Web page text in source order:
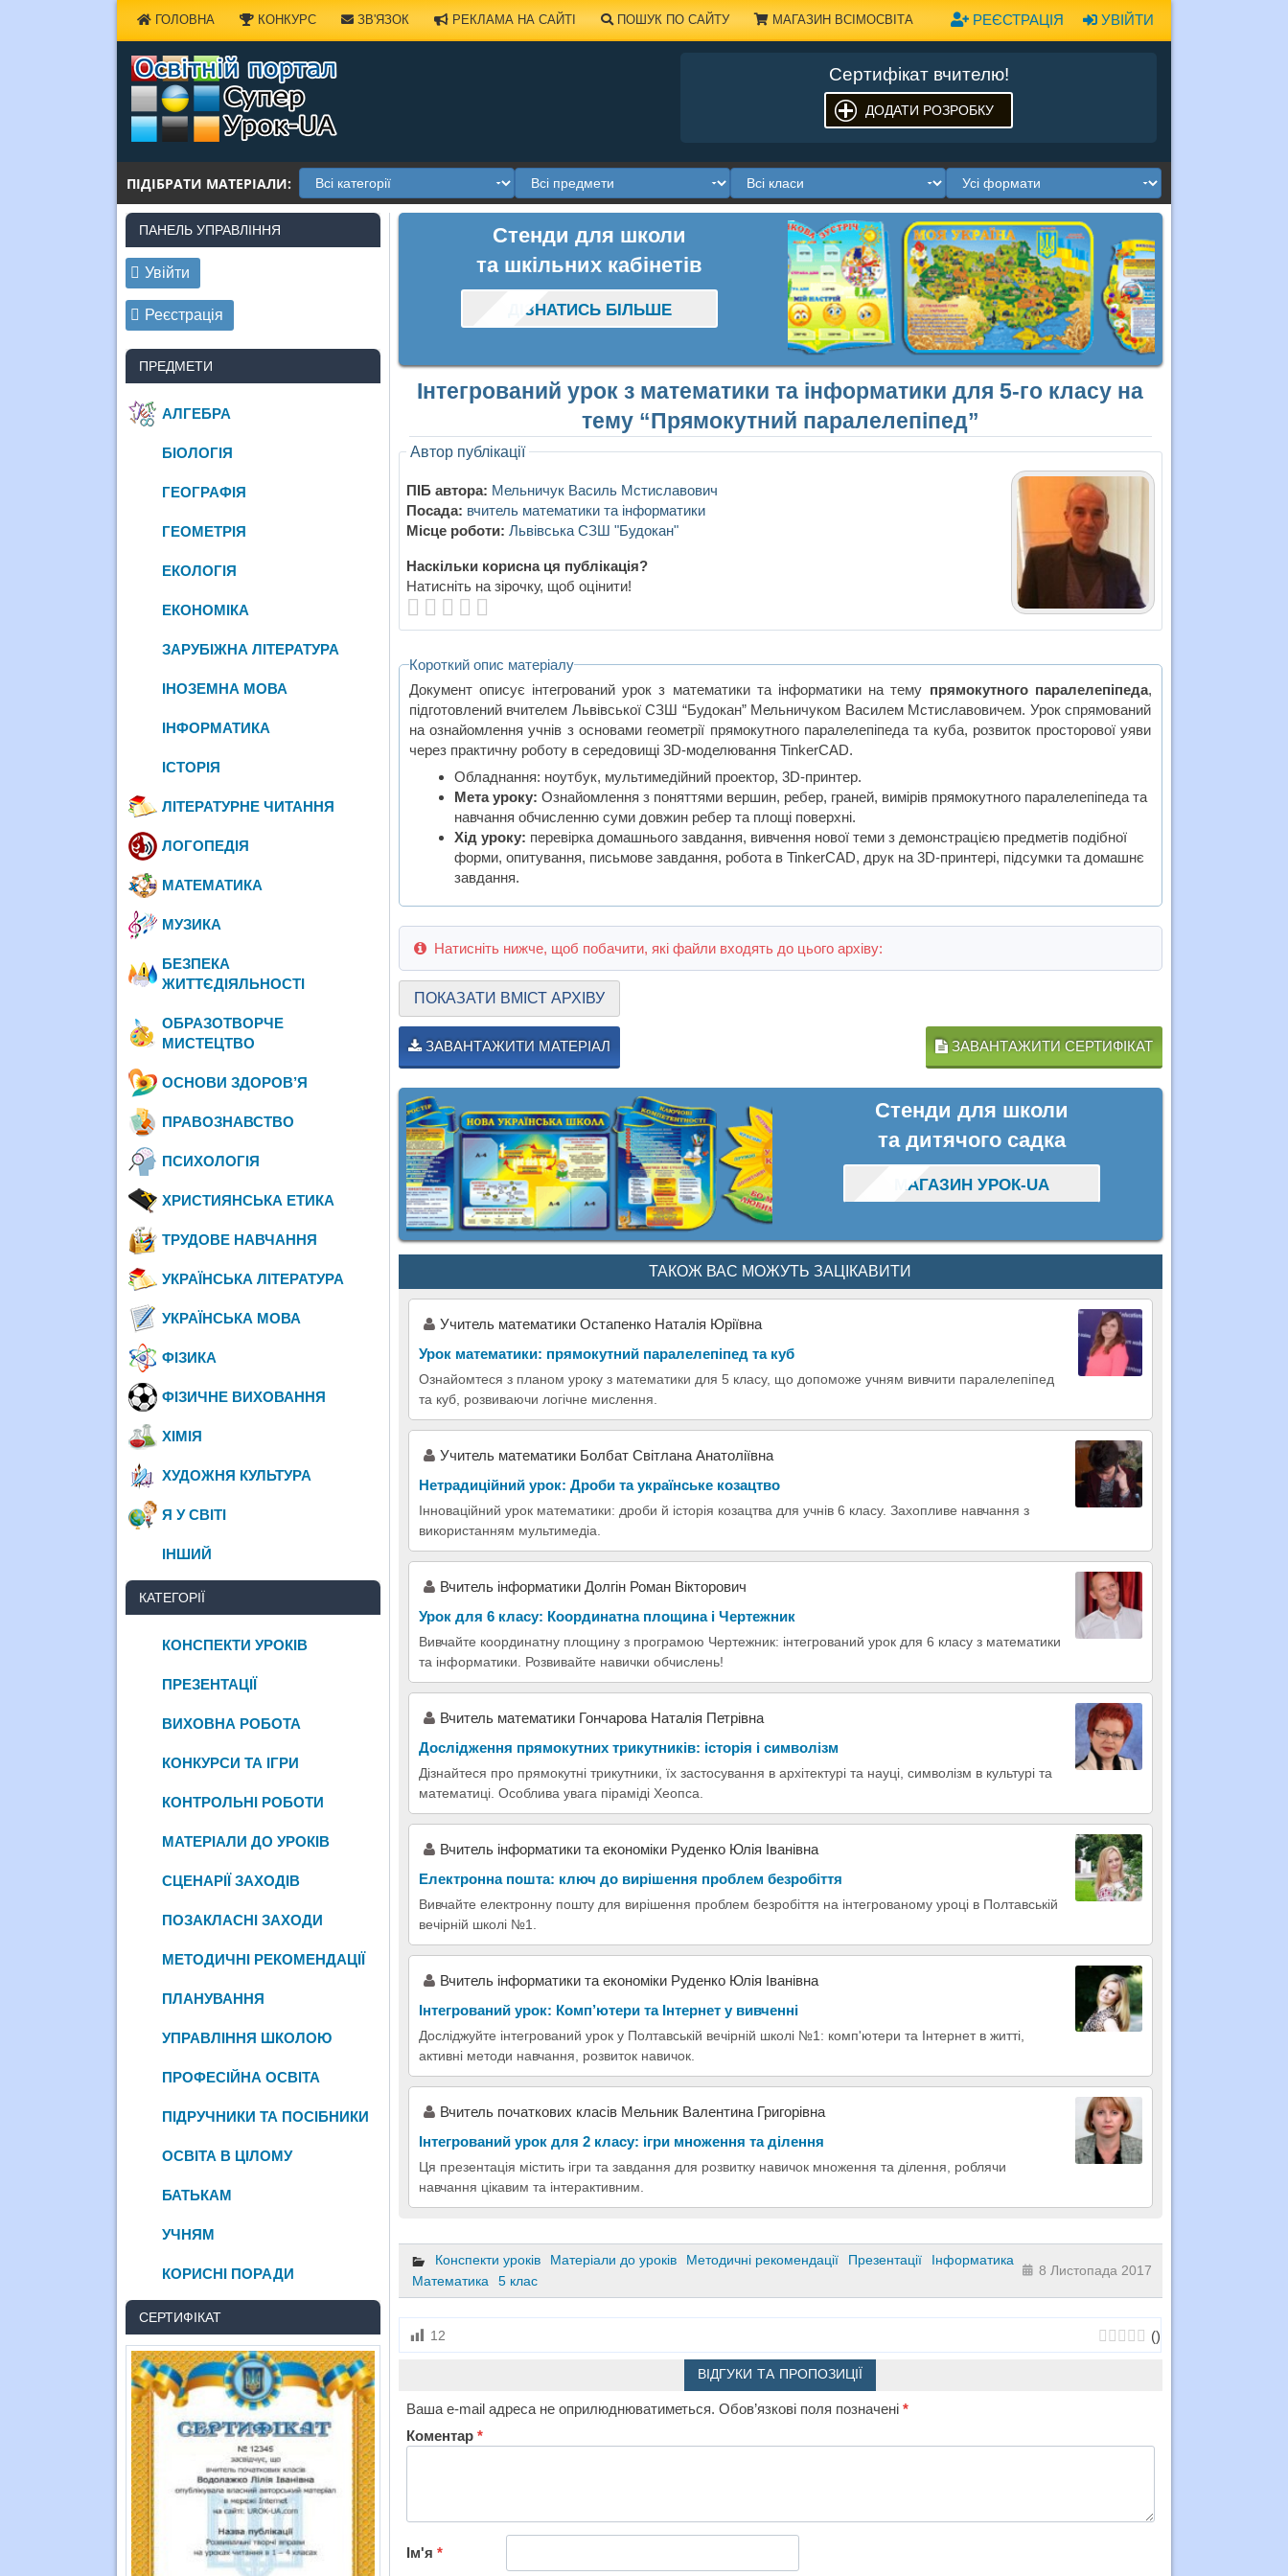
УВІЙТИ
РЕЄСТРАЦІЯ
ГОЛОВНА КОНКУРС ЗВ'ЯЗОК РЕКЛАМА НА САЙТІ ПОШУК ПО САЙТУ МАГАЗИН ВСІМОСВІТА
Сертифікат вчителю!
ДОДАТИ РОЗРОБКУ
ПІДІБРАТИ МАТЕРІАЛИ:
Стенди для школи
та шкільних кабінетів
ДІЗНАТИСЬ БІЛЬШЕ
Інтегрований урок з математики та інформатики для 5-го класу на
тему “Прямокутний паралелепіпед”
Автор публікації
ПІБ автора: Мельничук Василь Мстиславович
Посада: вчитель математики та інформатики
Місце роботи: Львівська СЗШ "Будокан"
Наскільки корисна ця публікація?
Натисніть на зірочку, щоб оцінити!
Короткий опис матеріалу
Документ описує інтегрований урок з математики та інформатики на тему прямокутного паралелепіпеда,
підготовлений вчителем Львівської СЗШ “Будокан” Мельничуком Василем Мстиславовичем. Урок спрямований
на ознайомлення учнів з основами геометрії прямокутного паралелепіпеда та куба, розвиток просторової уяви
через практичну роботу в середовищі 3D-моделювання TinkerCAD.
Обладнання: ноутбук, мультимедійний проектор, 3D-принтер.
Мета уроку: Ознайомлення з поняттями вершин, ребер, граней, вимірів прямокутного паралелепіпеда та
навчання обчисленню суми довжин ребер та площі поверхні.
Хід уроку: перевірка домашнього завдання, вивчення нової теми з демонстрацією предметів подібної
форми, опитування, письмове завдання, робота в TinkerCAD, друк на 3D-принтері, підсумки та домашнє
завдання.
Натисніть нижче, щоб побачити, які файли входять до цього архіву:
ПОКАЗАТИ ВМІСТ АРХІВУ
ЗАВАНТАЖИТИ МАТЕРІАЛ ЗАВАНТАЖИТИ СЕРТИФІКАТ
Стенди для школи
та дитячого садка
МАГАЗИН УРОК-UA
ТАКОЖ ВАС МОЖУТЬ ЗАЦІКАВИТИ
Учитель математики Остапенко Наталія Юріївна
Урок математики: прямокутний паралелепіпед та куб
Ознайомтеся з планом уроку з математики для 5 класу, що допоможе учням вивчити паралелепіпед
та куб, розвиваючи логічне мислення.
Учитель математики Болбат Світлана Анатоліївна
Нетрадиційний урок: Дроби та українське козацтво
Інноваційний урок математики: дроби й історія козацтва для учнів 6 класу. Захопливе навчання з
використанням мультимедіа.
Вчитель інформатики Долгін Роман Вікторович
Урок для 6 класу: Координатна площина і Чертежник
Вивчайте координатну площину з програмою Чертежник: інтегрований урок для 6 класу з математики
та інформатики. Розвивайте навички обчислень!
Вчитель математики Гончарова Наталія Петрівна
Дослідження прямокутних трикутників: історія і символізм
Дізнайтеся про прямокутні трикутники, їх застосування в архітектурі та науці, символізм в культурі та
математиці. Особлива увага піраміді Хеопса.
Вчитель інформатики та економіки Руденко Юлія Іванівна
Електронна пошта: ключ до вирішення проблем безробіття
Вивчайте електронну пошту для вирішення проблем безробіття на інтегрованому уроці в Полтавській
вечірній школі №1.
Вчитель інформатики та економіки Руденко Юлія Іванівна
Інтегрований урок: Комп’ютери та Інтернет у вивченні
Досліджуйте інтегрований урок у Полтавській вечірній школі №1: комп'ютери та Інтернет в житті,
активні методи навчання, розвиток навичок.
Вчитель початкових класів Мельник Валентина Григорівна
Інтегрований урок для 2 класу: ігри множення та ділення
Ця презентація містить ігри та завдання для розвитку навичок множення та ділення, роблячи
навчання цікавим та інтерактивним.
Конспекти уроків Матеріали до уроків Методичні рекомендації Презентації
Інформатика
Математика
5 клас
8 Листопада 2017
12 ()
ВІДГУКИ ТА ПРОПОЗИЦІЇ
Ваша e-mail адреса не оприлюднюватиметься. Обов’язкові поля позначені *
Коментар *
Ім'я *
ПАНЕЛЬ УПРАВЛІННЯ
Увійти
Реєстрація
ПРЕДМЕТИ
АЛГЕБРА
БІОЛОГІЯ
ГЕОГРАФІЯ
ГЕОМЕТРІЯ
ЕКОЛОГІЯ
ЕКОНОМІКА
ЗАРУБІЖНА ЛІТЕРАТУРА
ІНОЗЕМНА МОВА
ІНФОРМАТИКА
ІСТОРІЯ
ЛІТЕРАТУРНЕ ЧИТАННЯ
ЛОГОПЕДІЯ
МАТЕМАТИКА
МУЗИКА
БЕЗПЕКА
ЖИТТЄДІЯЛЬНОСТІ
ОБРАЗОТВОРЧЕ
МИСТЕЦТВО
ОСНОВИ ЗДОРОВ’Я
ПРАВОЗНАВСТВО
ПСИХОЛОГІЯ
ХРИСТИЯНСЬКА ЕТИКА
ТРУДОВЕ НАВЧАННЯ
УКРАЇНСЬКА ЛІТЕРАТУРА
УКРАЇНСЬКА МОВА
ФІЗИКА
ФІЗИЧНЕ ВИХОВАННЯ
ХІМІЯ
ХУДОЖНЯ КУЛЬТУРА
Я У СВІТІ
ІНШИЙ
КАТЕГОРІЇ
КОНСПЕКТИ УРОКІВ
ПРЕЗЕНТАЦІЇ
ВИХОВНА РОБОТА
КОНКУРСИ ТА ІГРИ
КОНТРОЛЬНІ РОБОТИ
МАТЕРІАЛИ ДО УРОКІВ
СЦЕНАРІЇ ЗАХОДІВ
ПОЗАКЛАСНІ ЗАХОДИ
МЕТОДИЧНІ РЕКОМЕНДАЦІЇ
ПЛАНУВАННЯ
УПРАВЛІННЯ ШКОЛОЮ
ПРОФЕСІЙНА ОСВІТА
ПІДРУЧНИКИ ТА ПОСІБНИКИ
ОСВІТА В ЦІЛОМУ
БАТЬКАМ
УЧНЯМ
КОРИСНІ ПОРАДИ
СЕРТИФІКАТ